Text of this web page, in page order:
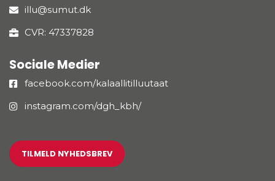
illu@sumut.dk
CVR: 47337828
Sociale Medier
facebook.com/kalaallitilluutaat
instagram.com/dgh_kbh/
TILMELD NYHEDSBREV